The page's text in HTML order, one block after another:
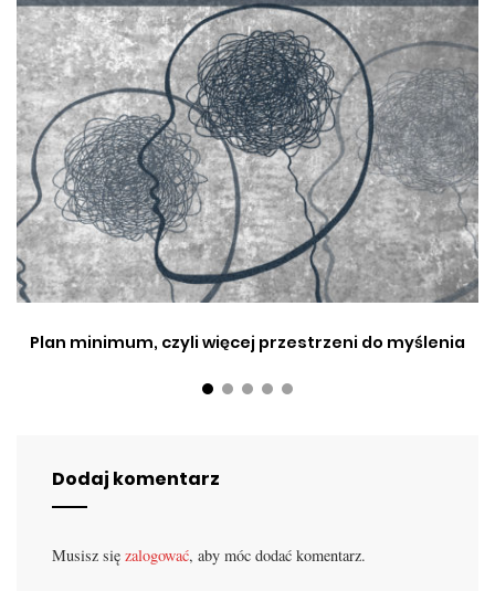
Plan minimum, czyli więcej przestrzeni do myślenia
Dodaj komentarz
Musisz się zalogować, aby móc dodać komentarz.